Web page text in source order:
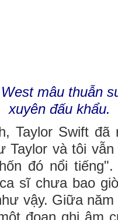
mâu thuẫn
xuyên đấu khẩu.
Taylor Swift
Taylor và tôi
đó nổi
sĩ chưa bao
vậy. Giữa